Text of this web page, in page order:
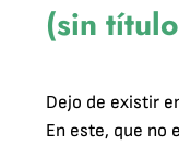
(sin
Dejo de existir
En este, que no